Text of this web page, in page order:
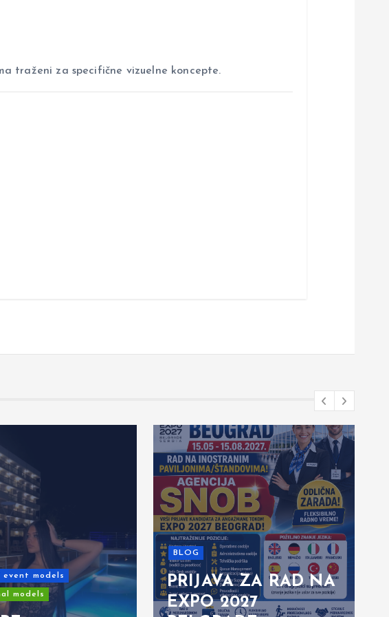
traženi za specifične vizuelne koncepte.
event models
models
BLOG
PRIJAVA ZA RAD NA
EXPO 2027